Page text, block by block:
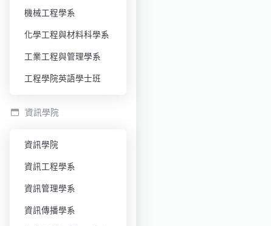
機械工程學系
化學工程與材料科學系
工業工程與管理學系
工程學院英語學士班
資訊學院
資訊學院
資訊工程學系
資訊管理學系
資訊傳播學系